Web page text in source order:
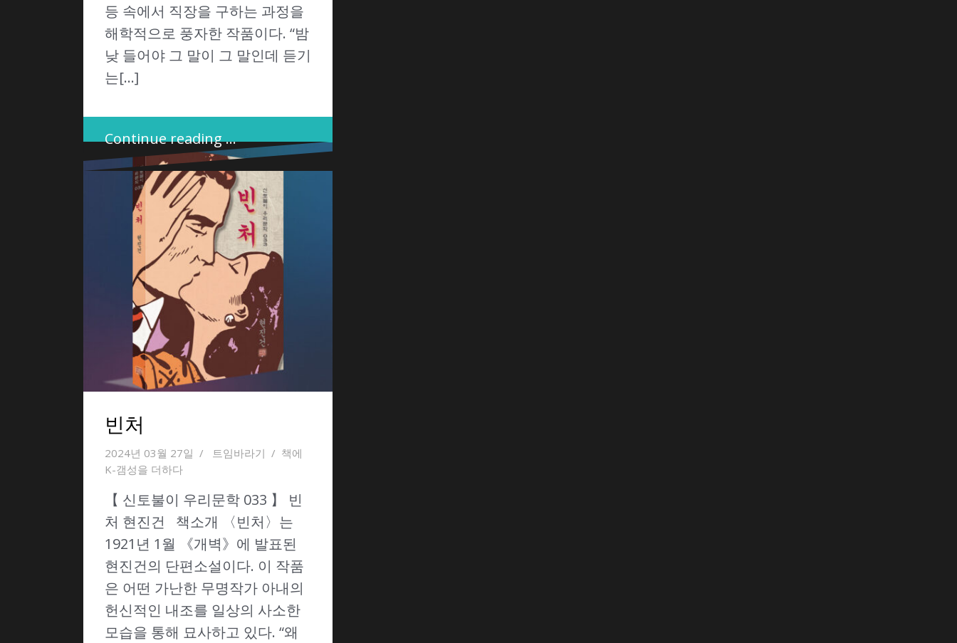
등 속에서 직장을 구하는 과정을
해학적으로 풍자한 작품이다. “밤
낮 들어야 그 말이 그 말인데 듣기
는[…]
Continue reading …
빈처
2024년 03월 27일 트임바라기
책에
K-갬성을 더하다
【 신토불이 우리문학 033 】 빈
처 현진건 책소개 〈빈처〉는
1921년 1월 《개벽》에 발표된
현진건의 단편소설이다. 이 작품
은 어떤 가난한 무명작가 아내의
헌신적인 내조를 일상의 사소한
모습을 통해 묘사하고 있다. “왜